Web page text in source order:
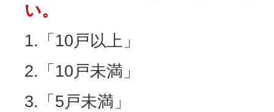
い。
1.「10戸以上」
2.「10戸未満」
3.「5戸未満」